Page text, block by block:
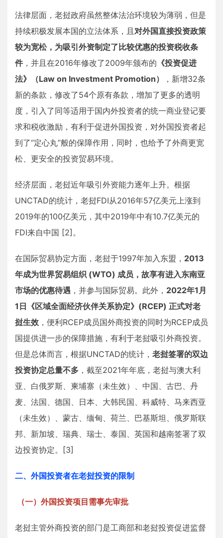
法律层面，老挝政府虽然整体法治环境较为薄弱，但是
持续积极发展本国的立法体系，且 对外国直接投资政策
较为宽松，为吸引外资制定了比较优惠的投资税收条
件，并且在2016年修改了2009年颁布的 《投资促进
法》（Law on Investment Promotion）
，新增32条
新的条款，修改了54个原有条款，增加了更多的透明
度，引入了同等适用于国内外投资者的统一商业登记要
求和税收激励，有利于促进外国投资，对外国投资者起
到了“定心丸”般的保障作用，同时，也给予了外商更宽
松、更安全的投资贸易环境。
经济层面，老挝近年吸引外资能力逐年上升。根据
UNCTAD的统计，老挝FDI从2016年57亿美元上涨到
2019年的100亿美元，其中2019年中有10.7亿美元的
FDI来自中国 [2]。
在国际贸易协定方面，老挝于1997年加入东盟， 2013
年成为世界贸易组织 (WTO) 成员，故享有进入东南亚
市场的优惠待遇 ，并参与国际贸易。此外， 2022年1月
1日《区域全面经济伙伴关系协定》(RCEP) 正式对老
挝生效 ，便利RCEP成员国外商投资的同时为RCEP成员
国提供进一步的保障措施，有利于老挝吸引外商投资。
但是总体而言，根据UNCTAD的统计， 老挝签署的双边
投资协定总量不多 ，截至2021年年底，老挝与澳大利
亚、白俄罗斯、柬埔寨（未生效）、中国、古巴、丹
麦、法国、德国、日本、大韩民国、科威特、马来西亚
（未生效）、蒙古、缅甸、荷兰、巴基斯坦、俄罗斯联
邦、新加坡、瑞典、瑞士、泰国、英国和越南签署了双
边投资协定。[3]
二、外国投资者在老挝投资的限制
（一）外国投资项目需事先审批
老挝主管外商投资的部门是工商部和老挝投资促进监督